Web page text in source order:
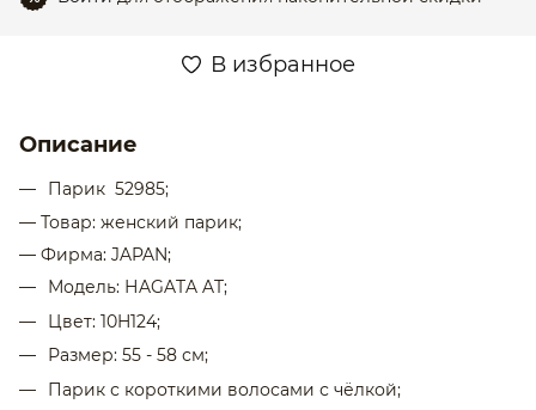
В избранное
Описание
Парик 52985;
— Товар: женский парик;
— Фирма: JAPAN;
Модель: НAGATA AT;
Цвет: 10H124;
Размер: 55 - 58 см;
Парик с короткими волосами с чёлкой;